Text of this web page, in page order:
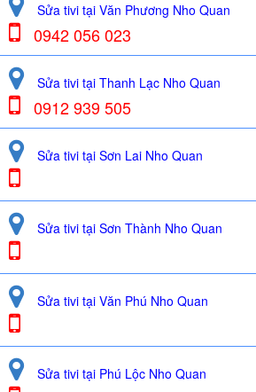
Sửa tivi tại Văn Phương Nho Quan
0942 056 023
Sửa tivi tại Thanh Lạc Nho Quan
0912 939 505
Sửa tivi tại Sơn Lai Nho Quan
Sửa tivi tại Sơn Thành Nho Quan
Sửa tivi tại Văn Phú Nho Quan
Sửa tivi tại Phú Lộc Nho Quan